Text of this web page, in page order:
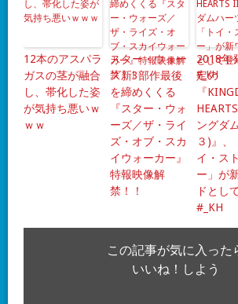
12本のアスパラ
ガスの茎が融合
し、帯化した姿
が気持ち悪いｗ
ｗｗ
スター・ウォー
ズ新3部作最後
を締めくくる
『スター・ウォ
ーズ／ザ・ライ
ズ・オブ・スカ
イウォーカー』
特報映像解
禁！！
2018年
定の
『
ングダ
３)』、
イ・ス
ー」が
ドとし
#_KH
この記事が気に入った
いいね！しよう